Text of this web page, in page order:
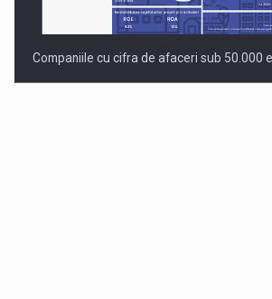
Companiile cu cifra de afaceri sub 50.000